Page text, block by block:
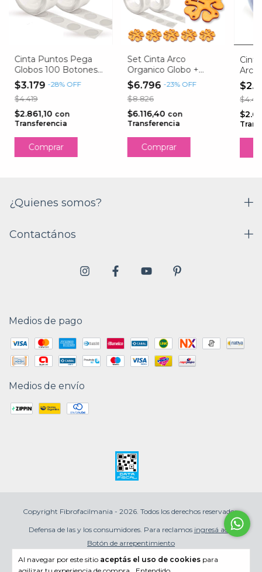
Al navegar por este sitio aceptás el uso de cookies para
Cinta Puntos Pega
Globos 100 Botones
Silicona Adhesivo
Bifaz
$3.179 -28% OFF
$4.419
$2.861,10 con
Transferencia
Set Cinta Arco
Organico Globo +
Cinta Punto Bifaz
+clip Flor
$6.796 -23% OFF
$8.826
$6.116,40 con
Transferencia
Arco
¿Quienes somos?
Contactános
Medios de pago
Medios de envío
Copyright Fibrofacilmania - 2026. Todos los derechos reservados.
Defensa de las y los consumidores. Para reclamos ingresá acá.
Botón de arrepentimiento